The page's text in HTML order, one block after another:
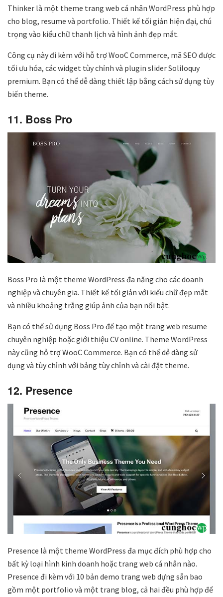
Thinker là một theme trang web cá nhân WordPress phù hợp
cho blog, resume và portfolio. Thiết kế tối giản hiện đại, chú
trọng vào kiểu chữ thanh lịch và hình ảnh đẹp mắt.
Công cụ này đi kèm với hỗ trợ WooC Commerce, mã SEO được
tối ưu hóa, các widget tùy chỉnh và plugin slider Soliloquy
premium. Bạn có thể dễ dàng thiết lập bằng cách sử dụng tùy
biến theme.
11. Boss Pro
Boss Pro là một theme WordPress đa năng cho các doanh
nghiệp và chuyên gia. Thiết kế tối giản với kiểu chữ đẹp mắt
và nhiều khoảng trắng giúp ảnh của bạn nổi bật.
Bạn có thể sử dụng Boss Pro để tạo một trang web resume
chuyên nghiệp hoặc giới thiệu CV online. Theme WordPress
này cũng hỗ trợ WooC Commerce. Bạn có thể dễ dàng sử
dụng và tùy chỉnh với bảng tùy chỉnh và cài đặt theme.
12. Presence
Presence là một theme WordPress đa mục đích phù hợp cho
bất kỳ loại hình kinh doanh hoặc trang web cá nhân nào.
Presence đi kèm với 10 bản demo trang web dựng sẵn bao
gồm một portfolio và một trang blog, cả hai đều phù hợp để